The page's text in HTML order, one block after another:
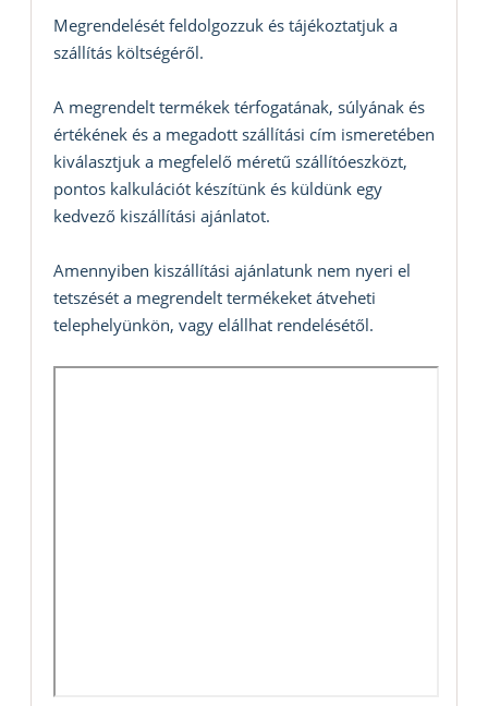
Megrendelését feldolgozzuk és tájékoztatjuk a
szállítás költségéről.
A megrendelt termékek térfogatának, súlyának és
értékének és a megadott szállítási cím ismeretében
kiválasztjuk a megfelelő méretű szállítóeszközt,
pontos kalkulációt készítünk és küldünk egy
kedvező kiszállítási ajánlatot.
Amennyiben kiszállítási ajánlatunk nem nyeri el
tetszését a megrendelt termékeket átveheti
telephelyünkön, vagy elállhat rendelésétől.